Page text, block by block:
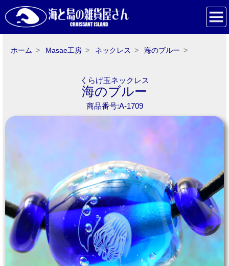
ホーム Masae工房 ネックレス 海のブルー
くらげ玉ネックレス
海のブルー
商品番号:A-1709